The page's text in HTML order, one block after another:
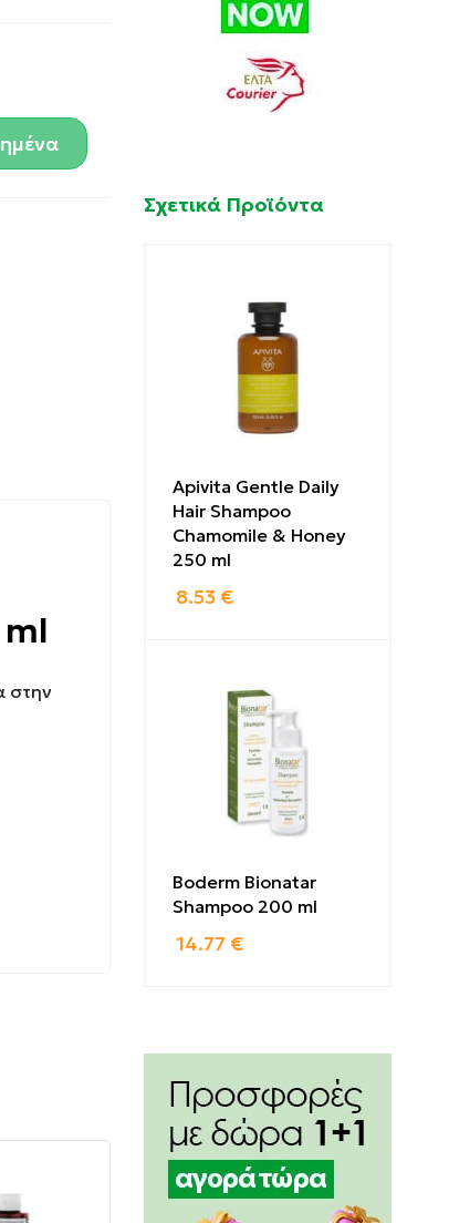
ml
στην
Σχετικά Προϊόντα
Apivita Gentle Daily
Hair Shampoo
Chamomile & Honey
250 ml
8.53 €
Boderm Bionatar
Shampoo 200 ml
14.77 €